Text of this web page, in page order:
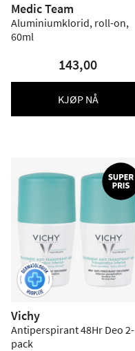
Medic Team
Aluminiumklorid, roll-on,
60ml
143,00
KJØP NÅ
Vichy
Antiperspirant 48Hr Deo 2-
pack